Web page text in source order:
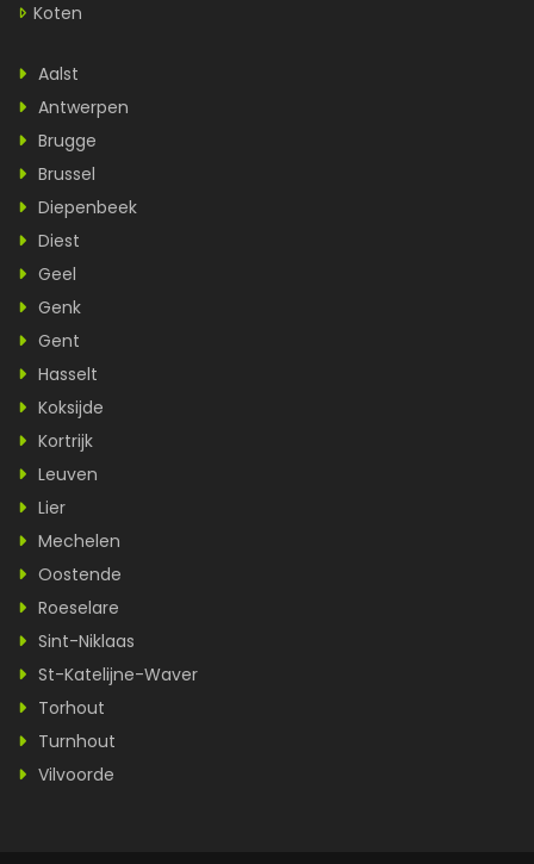
Koten
Aalst
Antwerpen
Brugge
Brussel
Diepenbeek
Diest
Geel
Genk
Gent
Hasselt
Koksijde
Kortrijk
Leuven
Lier
Mechelen
Oostende
Roeselare
Sint-Niklaas
St-Katelijne-Waver
Torhout
Turnhout
Vilvoorde